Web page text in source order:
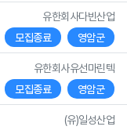
등록자
유한회사다빈산업
지역영암군
상태모집종료
등록자
유한회사유선마린텍
지역영암군
상태모집종료
등록자
(유)일성산업